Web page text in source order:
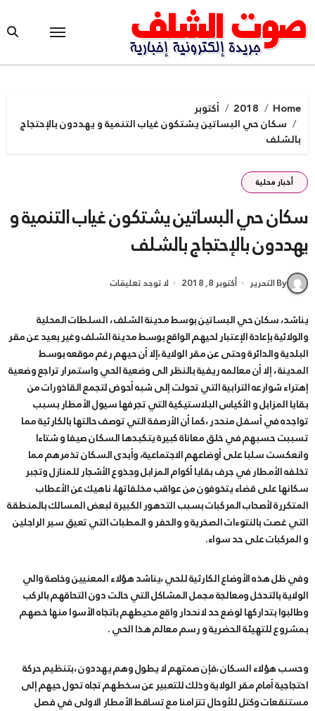
to
content
Home
2018
أكتوبر
سكان حي البساتين يشتكون غياب التنمية و يهددون بالإحتجاج
بالشلف
أخبار محلية
سكان حي البساتين يشتكون غياب التنمية و
يهددون بالإحتجاج بالشلف
By التحرير أكتوبر 8, 2018 لا توجد تعليقات
يناشد، سكان حي البساتين بوسط مدينة الشلف ، السلطات المحلية
والولائية بإعادة الإعتبار لحيهم الواقع بوسط مدينة الشلف وغير بعيد عن مقر
البلدية والدائرة وحتى عن مقر الولاية ،إلا أن حيهم رغم موقعه بوسط
المدينة ، إلا أن معالمه ريفية بالنظر الى وضعية الحي واستمرار تراجع وضعية
إهتراء شوارعه الترابية التي تحولت إلى شبه أحوض لتجمع القاذورات من
بقايا المزابل و الأكياس البلاستيكية التي تجرفها سيول الأمطار بسبب
تواجده في أسفل منحدر ،كما أن الأرصفة التي توصف حالتها بالكارثية مما
تسببت حسبهم في خلق معاناة كبيرة يتكبدها السكان صيفا و شتاءا
وانعكست سلبا على أوضاعهم الاجتماعية، وأبدى السكان تذمرهم مما
تخلفه الأمطار في جرف بقايا أكوام المزابل وجذوع الأشجار للمنازل وتجبر
سكانها على قضاء يتخوفون من عواقب مخلفاتها، ناهيك عن الأعطاب
المتكررة لأصحاب المركبات بسبب التدهور الكبيرة لبعض المسالك بالمنطقة
التي غصت بالنتوءات الصخرية و والحفر و المطبات التي تعيق سير الراجلين
و المركبات على حد سواء.
وفي ظل هذه الأوضاع الكارثية للحي ،يناشد هؤلاء المعنيين وخاصة والي
الولاية بالتدخل ومعالجة مجمل المشاكل التي حالت دون التحاقهم بالركب
وطالبوا بتداركها لوضع حد لانحدار واقع محيطهم باتجاه الأسوا منها خصهم
بمشروع للتهيئة الحضرية و رسم معالم هذا الحي .
وحسب هؤلاء السكان ،فإن صمتهم لا يطول وهم يهددون ،بتنظيم حركة
احتجاجية أمام مقر الولاية وذلك للتعبير عن سخطهم تجاه تحول حيهم إلى
مستنقعات وكتل للأوحال تتزامنا مع تساقط الأمطار الاولى في فصل